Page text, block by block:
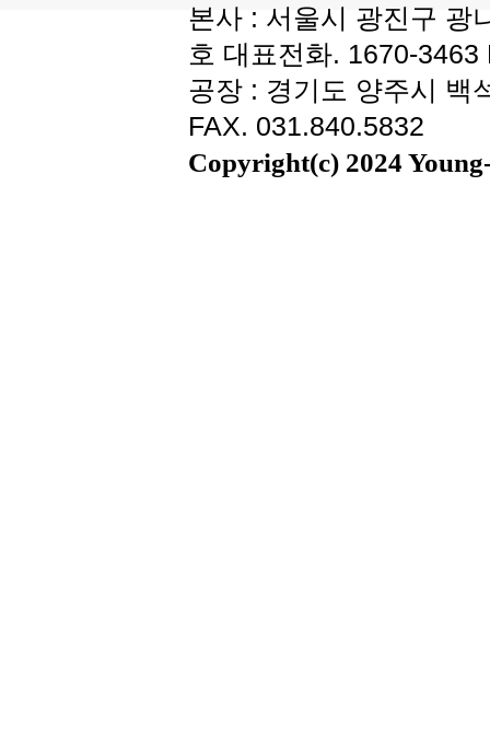
본사 : 서울시 광진구 광
호 대표전화. 1670-
공장 : 경기도 양주시 백
FAX. 031.840.5832
Copyright(c) 2024